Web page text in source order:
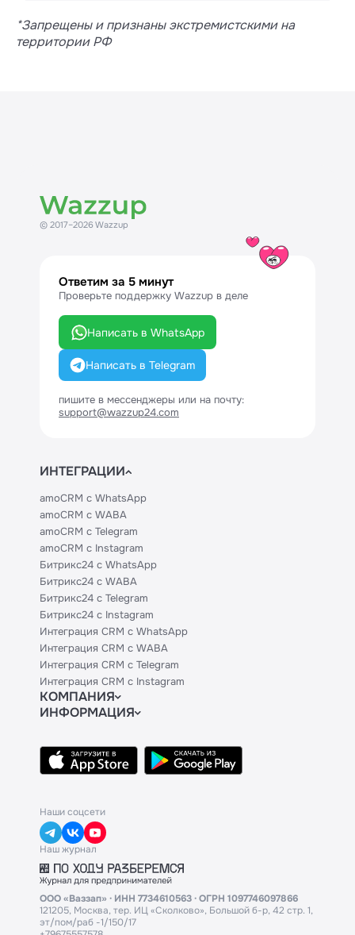
*Запрещены и признаны экстремистскими на
территории РФ
© 2017–2026 Wazzup
Ответим за 5 минут
Проверьте поддержку Wazzup в деле
Написать в WhatsApp
Написать в Telegram
пишите в мессенджеры или на почту:
support@wazzup24.com
ИНТЕГРАЦИИ
amoCRM с WhatsApp
amoCRM с WABA
amoCRM с Telegram
amoCRM с Instagram
Битрикс24 с WhatsApp
Битрикс24 с WABA
Битрикс24 с Telegram
Битрикс24 с Instagram
Интеграция CRM с WhatsApp
Интеграция CRM с WABA
Интеграция CRM с Telegram
Интеграция CRM с Instagram
КОМПАНИЯ
Блог
Контакты
Политики и соглашения
ИНФОРМАЦИЯ
Техническим партнерам
Тарифы
Наши соцсети
Наш журнал
ООО «Ваззап» · ИНН 7734610563 · ОГРН 1097746097866
121205, Москва, тер. ИЦ «Сколково», Большой б-р, 42 стр. 1,
эт/пом/раб -1/150/17